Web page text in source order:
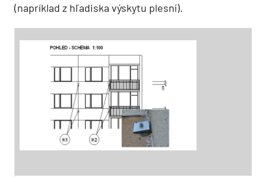
(napríklad z hľadiska výskytu plesní).